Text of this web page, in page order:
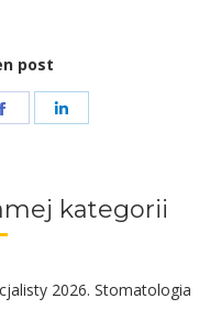
post
Share
kategorii
2026. Stomatologia